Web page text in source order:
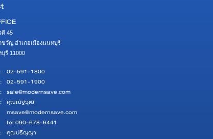
ดี 45
วัญ อำเภอเมืองนนทบุรี
รี 11000
: 02-591-1800
: 02-591-1900
: sale@modernsave.com
: คุณณัฐวุฒิ
msave@modernsave.com
tel 090-678-6441
: คุณปริญญา